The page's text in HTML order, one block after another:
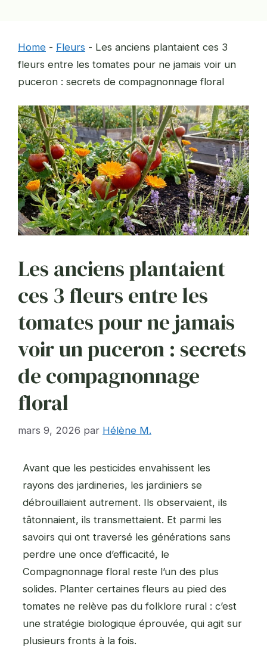
Home - Fleurs - Les anciens plantaient ces 3
fleurs entre les tomates pour ne jamais voir un
puceron : secrets de compagnonnage floral
Les anciens plantaient
ces 3 fleurs entre les
tomates pour ne jamais
voir un puceron : secrets
de compagnonnage
floral
mars 9, 2026 par Hélène M.
Avant que les pesticides envahissent les
rayons des jardineries, les jardiniers se
débrouillaient autrement. Ils observaient, ils
tâtonnaient, ils transmettaient. Et parmi les
savoirs qui ont traversé les générations sans
perdre une once d’efficacité, le
Compagnonnage floral reste l’un des plus
solides. Planter certaines fleurs au pied des
tomates ne relève pas du folklore rural : c’est
une stratégie biologique éprouvée, qui agit sur
plusieurs fronts à la fois.